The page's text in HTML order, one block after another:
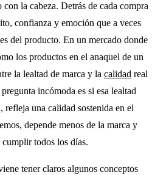
la cabeza. Detrás de cada compra
confianza y emoción que a veces
del producto. En un mercado donde
los productos en el anaquel de un
la lealtad de marca y la calidad real
incómoda es si esa lealtad
una calidad sostenida en el
depende menos de la marca y
cumplir todos los días.
tener claros algunos conceptos